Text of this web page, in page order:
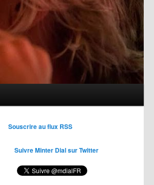
Souscrire au flux RSS
Suivre Minter Dial sur Twitter